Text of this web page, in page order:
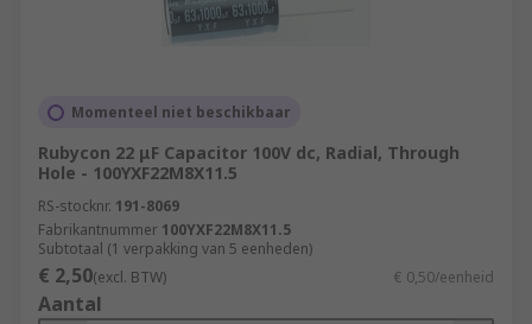
Momenteel niet beschikbaar
Rubycon 22 μF Capacitor 100V dc, Radial, Through
Hole - 100YXF22M8X11.5
RS-stocknr. 191-8069
Fabrikantnummer 100YXF22M8X11.5
Subtotaal (1 verpakking van 5 eenheden)
€ 2,50(excl. BTW) € 0,50/eenheid
Aantal